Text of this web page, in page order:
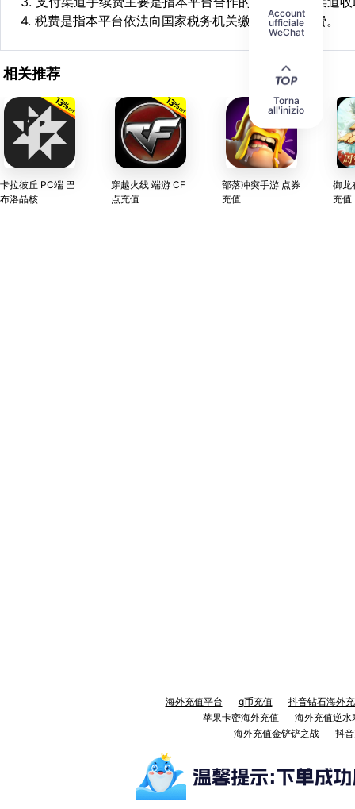
4. 税费是指本平台依法向国家税务机关缴纳的各项税费。
相关推荐
卡拉彼丘 PC端 巴
布洛晶核
穿越火线 端游 CF
点充值
部落冲突手游 点券
充值
御龙
充值
海外充值平台 q币充值
抖音钻石海外
苹果卡密海外充值
海外充值逆水
海外充值金铲铲之战
抖
Account
ufficiale
WeChat
Torna
all'inizio